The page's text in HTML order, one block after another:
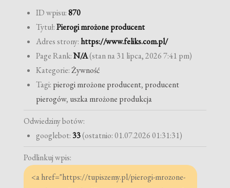
ID wpisu:870
Tytuł:Pierogi mrożone producent
Adres strony:https://www.feliks.com.pl/
Page Rank:N/A(stan na 31 lipca, 2026 7:41 pm)
Kategorie:Żywność
Tagi: pierogi mrożone producent, producent
pierogów, uszka mrożone produkcja
Odwiedziny botów:
googlebot: 33(ostatnio: 01.07.2026 01:31:31)
Podlinkuj wpis: